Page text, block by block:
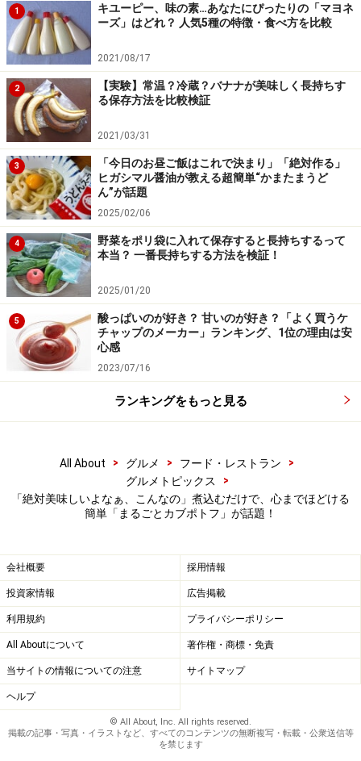
1
キユーピー、味の素…あなたにぴったりの「マヨネ
ーズ」はどれ？ 人気5種の特徴・食べ方を比較
2021/08/17
2
【実験】常温？冷蔵？バナナが美味しく長持ちす
る保存方法を比較検証
2021/03/31
3
「今日のお昼ご飯はこれで決まり」「絶対作る」
ヒガシマル醤油が教える超簡単“かまたまうど
ん”が話題
2025/02/06
4
野菜をポリ袋に入れて保存すると長持ちするって
本当？ 一番長持ちする方法を検証！
2025/01/20
5
酸っぱいのが好き？ 甘いのが好き？「よく買うケ
チャップのメーカー」ランキング、1位の理由は安
心感
2023/07/16
ランキングをもっと見る
All About > グルメ > フード・レストラン
>
グルメトピックス
>
「絶対美味しいよなぁ、こんなの」煮込むだけで、心までほどける
簡単「まるごとカブポトフ」が話題！
会社概要 採用情報
投資家情報 広告掲載
利用規約 プライバシーポリシー
All Aboutについて 著作権・商標・免責
当サイトの情報についての注意 サイトマップ
ヘルプ
© All About, Inc. All rights reserved.
掲載の記事・写真・イラストなど、すべてのコンテンツの無断複写・転載・公衆送信等
を禁じます